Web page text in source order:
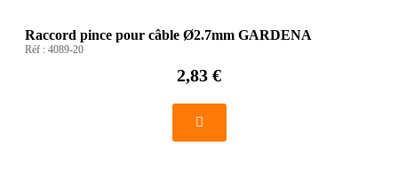
Raccord pince pour câble Ø2.7mm GARDENA
Réf : 4089-20
2,83 €